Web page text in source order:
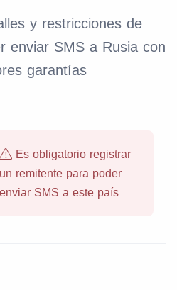
y restricciones de
enviar SMS a Rusia con
garantías
Es obligatorio registrar
un remitente para poder
enviar SMS a este país